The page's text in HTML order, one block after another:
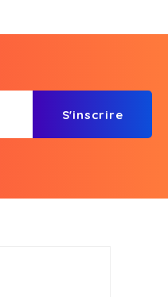
S'inscrire